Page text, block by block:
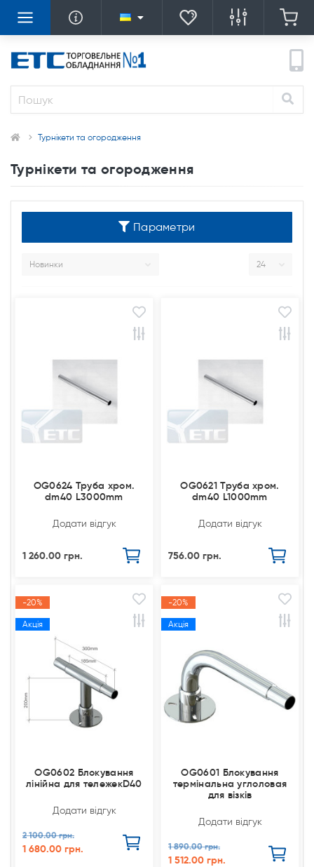
Турнікети та огородження
Турнікети та огородження
Параметри
OG0624 Труба хром.
dm40 L3000mm
Додати відгук
1 260.00 грн.
OG0621 Труба хром.
dm40 L1000mm
Додати відгук
756.00 грн.
-20%
Акція
OG0602 Блокування
лінійна для тележекD40
Додати відгук
2 100.00 грн.
1 680.00 грн.
-20%
Акція
OG0601 Блокування
термінальна углоловая
для візків
Додати відгук
1 890.00 грн.
1 512.00 грн.